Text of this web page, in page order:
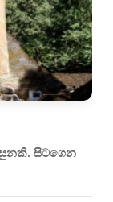
සිටගෙන